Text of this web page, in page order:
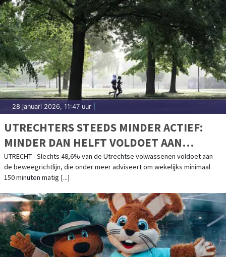
28 januari 2026, 11:47 uur
UTRECHTERS STEEDS MINDER ACTIEF:
MINDER DAN HELFT VOLDOET AAN
BEWEEGRICHTLIJN
UTRECHT - Slechts 48,6% van de Utrechtse volwassenen voldoet aan
de beweegrichtlijn, die onder meer adviseert om wekelijks minimaal
150 minuten matig [...]